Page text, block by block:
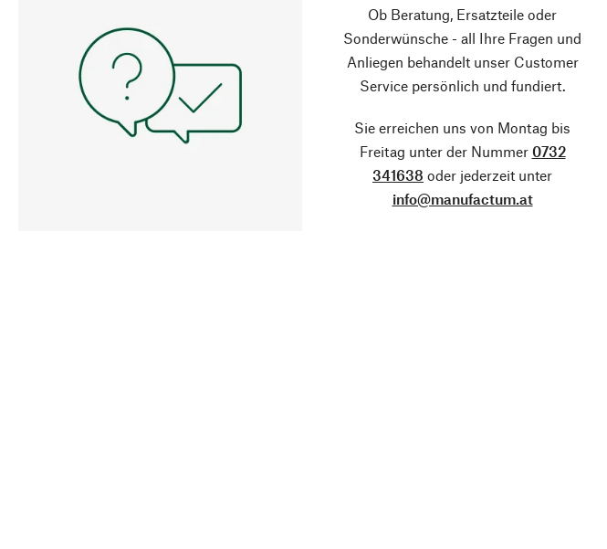
Ob Beratung, Ersatzteile oder
Sonderwünsche - all Ihre Fragen und
Anliegen behandelt unser Customer
Service persönlich und fundiert.
Sie erreichen uns von Montag bis
Freitag unter der Nummer 0732
341638 oder jederzeit unter
info@manufactum.at